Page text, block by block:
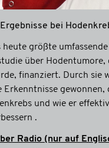
bei
heute größte umfassende
über Hodentumore,
finanziert. Durch sie
Erkenntnisse gewonnen,
und wie er
.
Radio (nur auf